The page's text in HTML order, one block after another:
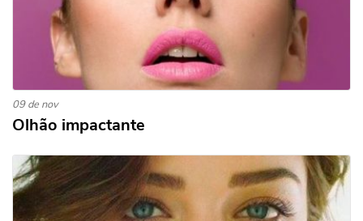
09 de nov
Olhão impactante